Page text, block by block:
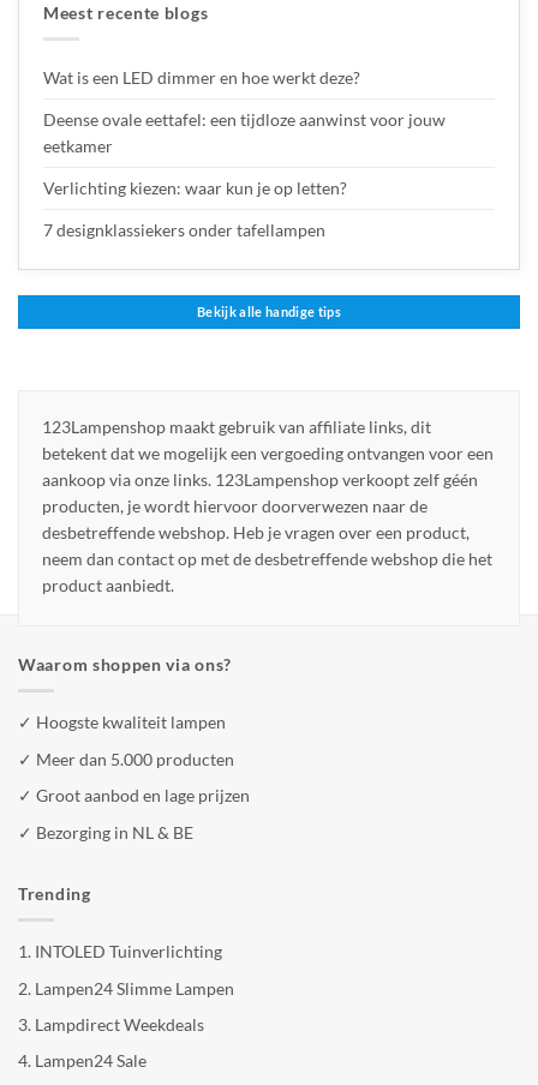
Meest recente blogs
Wat is een LED dimmer en hoe werkt deze?
Deense ovale eettafel: een tijdloze aanwinst voor jouw
eetkamer
Verlichting kiezen: waar kun je op letten?
7 designklassiekers onder tafellampen
Bekijk alle handige tips
123Lampenshop maakt gebruik van affiliate links, dit
betekent dat we mogelijk een vergoeding ontvangen voor een
aankoop via onze links. 123Lampenshop verkoopt zelf géén
producten, je wordt hiervoor doorverwezen naar de
desbetreffende webshop. Heb je vragen over een product,
neem dan contact op met de desbetreffende webshop die het
product aanbiedt.
Waarom shoppen via ons?
✓ Hoogste kwaliteit lampen
✓ Meer dan 5.000 producten
✓ Groot aanbod en lage prijzen
✓ Bezorging in NL & BE
Trending
1. INTOLED Tuinverlichting
2. Lampen24 Slimme Lampen
3. Lampdirect Weekdeals
4. Lampen24 Sale